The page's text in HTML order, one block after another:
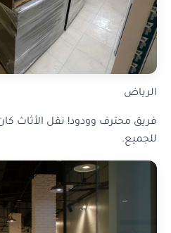
الرياض
فريق محترف وودود! نقل الأثاث
للجميع.